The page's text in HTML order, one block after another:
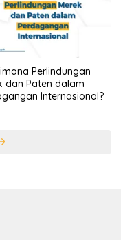
Perlindungan
dan Paten dalam
Internasional?